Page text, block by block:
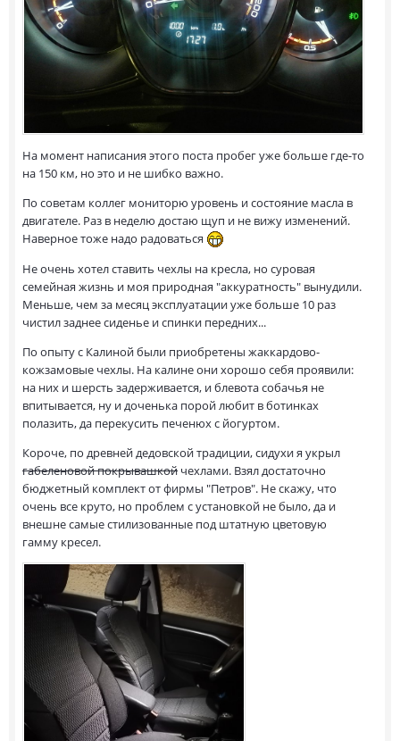
На момент написания этого поста пробег уже больше где-то
на 150 км, но это и не шибко важно.
По советам коллег мониторю уровень и состояние масла в
двигателе. Раз в неделю достаю щуп и не вижу изменений.
Наверное тоже надо радоваться
Не очень хотел ставить чехлы на кресла, но суровая
семейная жизнь и моя природная "аккуратность" вынудили.
Меньше, чем за месяц эксплуатации уже больше 10 раз
чистил заднее сиденье и спинки передних...
По опыту с Калиной были приобретены жаккардово-
кожзамовые чехлы. На калине они хорошо себя проявили:
на них и шерсть задерживается, и блевота собачья не
впитывается, ну и доченька порой любит в ботинках
полазить, да перекусить печенюх с йогуртом.
Короче, по древней дедовской традиции, сидухи я укрыл
габеленовой покрывашкой чехлами. Взял достаточно
бюджетный комплект от фирмы "Петров". Не скажу, что
очень все круто, но проблем с установкой не было, да и
внешне самые стилизованные под штатную цветовую
гамму кресел.